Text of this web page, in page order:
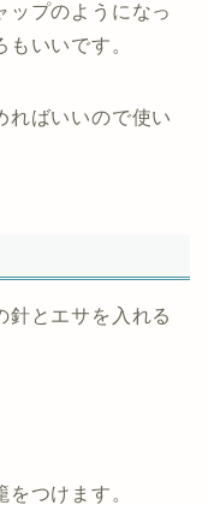
ップのようになっ
いいです。
ればいいので使い
針とエサを入れる
つけます。